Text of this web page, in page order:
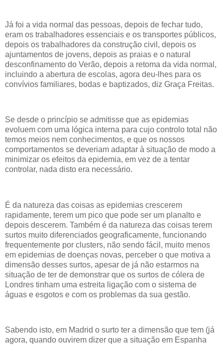
Já foi a vida normal das pessoas, depois de fechar tudo,
eram os trabalhadores essenciais e os transportes públicos,
depois os trabalhadores da construção civil, depois os
ajuntamentos de jovens, depois as praias e o natural
desconfinamento do Verão, depois a retoma da vida normal,
incluindo a abertura de escolas, agora deu-lhes para os
convívios familiares, bodas e baptizados, diz Graça Freitas.
Se desde o princípio se admitisse que as epidemias
evoluem com uma lógica interna para cujo controlo total não
temos meios nem conhecimentos, e que os nossos
comportamentos se deveriam adaptar à situação de modo a
minimizar os efeitos da epidemia, em vez de a tentar
controlar, nada disto era necessário.
É da natureza das coisas as epidemias crescerem
rapidamente, terem um pico que pode ser um planalto e
depois descerem. Também é da natureza das coisas terem
surtos muito diferenciados geograficamente, funcionando
frequentemente por clusters, não sendo fácil, muito menos
em epidemias de doenças novas, perceber o que motiva a
dimensão desses surtos, apesar de já não estarmos na
situação de ter de demonstrar que os surtos de cólera de
Londres tinham uma estreita ligação com o sistema de
águas e esgotos e com os problemas da sua gestão.
Sabendo isto, em Madrid o surto ter a dimensão que tem (já
agora, quando ouvirem dizer que a situação em Espanha